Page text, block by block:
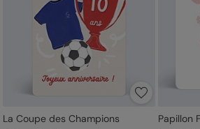
La Coupe des Champions
Papillon